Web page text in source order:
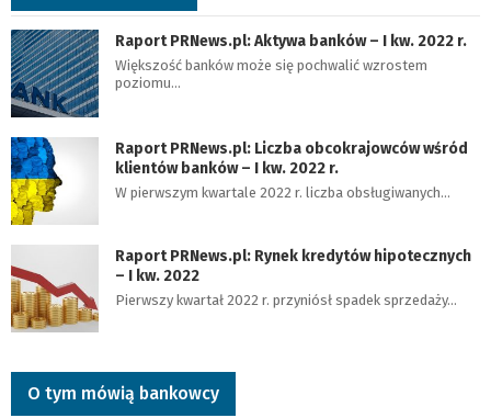
Raport PRNews.pl: Aktywa banków – I kw. 2022 r.
Większość banków może się pochwalić wzrostem
poziomu…
Raport PRNews.pl: Liczba obcokrajowców wśród
klientów banków – I kw. 2022 r.
W pierwszym kwartale 2022 r. liczba obsługiwanych…
Raport PRNews.pl: Rynek kredytów hipotecznych
– I kw. 2022
Pierwszy kwartał 2022 r. przyniósł spadek sprzedaży…
O tym mówią bankowcy